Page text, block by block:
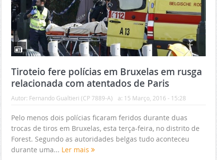
Tiroteio fere polícias em Bruxelas em rusga
relacionada com atentados de Paris
Autor: Fernando Gualtieri (CP 7889-A) a: 15 Março, 2016 - 15:28
Pelo menos dois polícias ficaram feridos durante duas
trocas de tiros em Bruxelas, esta terça-feira, no distrito de
Forest. Segundo as autoridades belgas tudo aconteceu
durante uma... Ler mais